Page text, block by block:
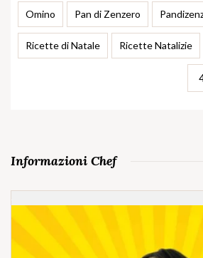
Omino Pan di Zenzero
Ricette di Natale Ricette Natalizie
Informazioni Chef